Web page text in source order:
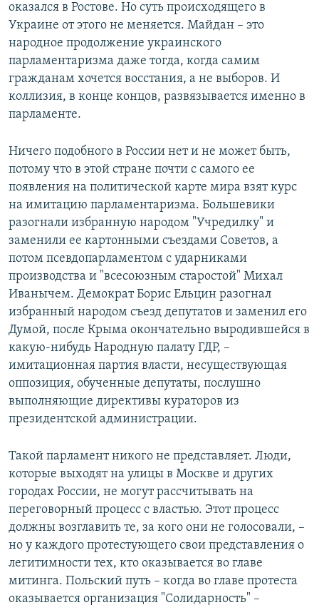
оказался в Ростове. Но суть происходящего в
Украине от этого не меняется. Майдан – это
народное продолжение украинского
парламентаризма даже тогда, когда самим
гражданам хочется восстания, а не выборов. И
коллизия, в конце концов, развязывается именно в
парламенте.
Ничего подобного в России нет и не может быть,
потому что в этой стране почти с самого ее
появления на политической карте мира взят курс
на имитацию парламентаризма. Большевики
разогнали избранную народом "Учредилку" и
заменили ее картонными съездами Советов, а
потом псевдопарламентом с ударниками
производства и "всесоюзным старостой" Михал
Иванычем. Демократ Борис Ельцин разогнал
избранный народом съезд депутатов и заменил его
Думой, после Крыма окончательно выродившейся в
какую-нибудь Народную палату ГДР, –
имитационная партия власти, несуществующая
оппозиция, обученные депутаты, послушно
выполняющие директивы кураторов из
президентской администрации.
Такой парламент никого не представляет. Люди,
которые выходят на улицы в Москве и других
городах России, не могут рассчитывать на
переговорный процесс с властью. Этот процесс
должны возглавить те, за кого они не голосовали, –
но у каждого протестующего свои представления о
легитимности тех, кто оказывается во главе
митинга. Польский путь – когда во главе протеста
оказывается организация "Солидарность" –